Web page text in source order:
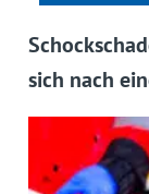
sich nach